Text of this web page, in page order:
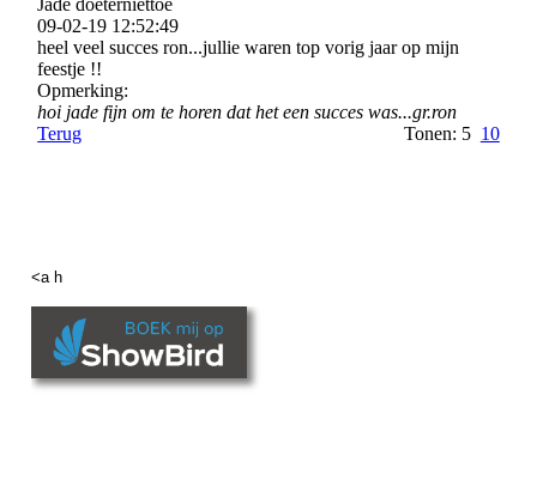
Jade doeterniettoe
09-02-19 12:52:49
heel veel succes ron...jullie waren top vorig jaar op mijn
feestje !!
Opmerking:
hoi jade fijn om te horen dat het een succes was...gr.ron
Terug
Tonen: 5 10
<a h